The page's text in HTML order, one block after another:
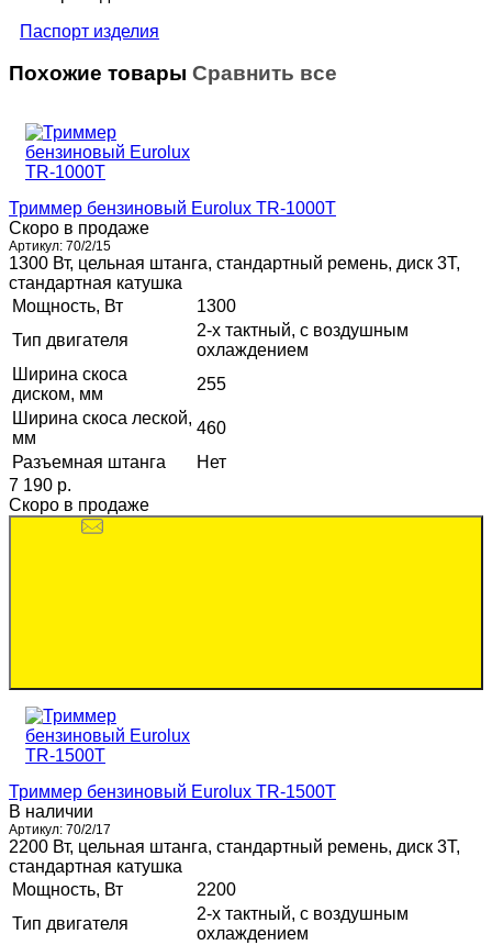
Паспорт изделия
Похожие товары Сравнить все
Триммер бензиновый Eurolux TR-1000T
Скоро в продаже
Артикул: 70/2/15
1300 Вт, цельная штанга, стандартный ремень, диск 3Т,
стандартная катушка
Мощность, Вт
1300
Тип двигателя
2-х тактный, с воздушным
охлаждением
Ширина скоса
диском, мм
255
Ширина скоса леской,
мм
460
Разъемная штанга
Нет
7 190 p.
Скоро в продаже
Триммер бензиновый Eurolux TR-1500T
В наличии
Артикул: 70/2/17
2200 Вт, цельная штанга, стандартный ремень, диск 3Т,
стандартная катушка
Мощность, Вт
2200
Тип двигателя
2-х тактный, с воздушным
охлаждением